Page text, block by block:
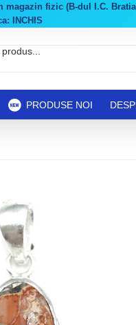
magazin fizic (B-dul I.C.
INCHIS
PRODUSE NOI